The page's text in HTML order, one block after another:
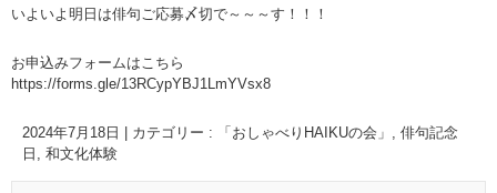
いよいよ明日は俳句ご応募〆切で～～～す！！！
お申込みフォームはこちら
https://forms.gle/13RCypYBJ1LmYVsx8
2024年7月18日 | カテゴリー : 「おしゃべりHAIKUの会」
俳句記念
日
和文化体験